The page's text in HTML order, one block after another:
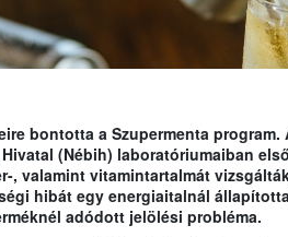
bontotta a Szupermenta program.
(Nébih) laboratóriumaiban
, valamint vitamintartalmát
hibát egy energiaitalnál
adódott jelölési probléma.